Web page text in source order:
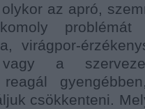
az apró,
problémát
virágpor-
vagy a
reagál
csökkenteni.